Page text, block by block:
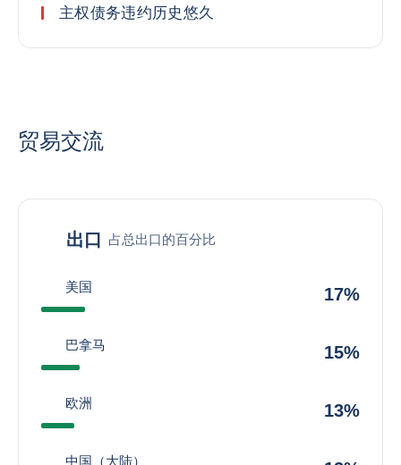
主权债务违约历史悠久
贸易交流
出口 占总出口的百分比
美国 17%
巴拿马 15%
欧洲 13%
中国（大陆）